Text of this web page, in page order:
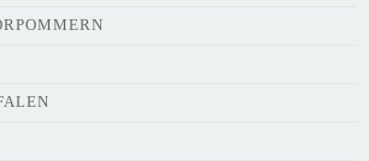
des Flohmarkts